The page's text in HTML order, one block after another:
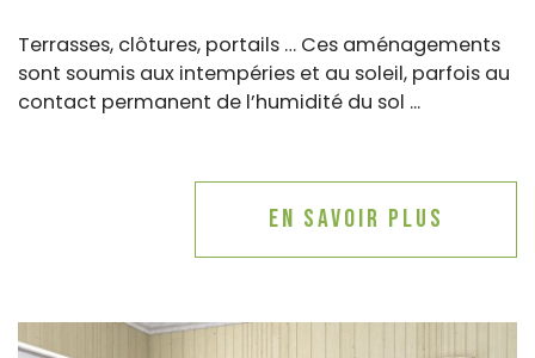
Terrasses, clôtures, portails … Ces aménagements
sont soumis aux intempéries et au soleil, parfois au
contact permanent de l’humidité du sol ...
En savoir plus